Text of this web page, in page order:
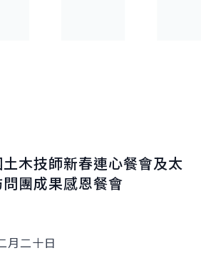
木技師新春連心餐會及太
團成果感恩餐會
月二十日